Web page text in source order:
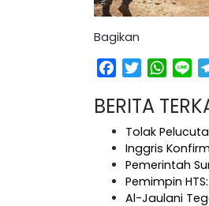
Bagikan
Facebook
Twitter
BERITA
Tolak
Inggris
Pemerintah
Pemimpin
Al-Jaulani